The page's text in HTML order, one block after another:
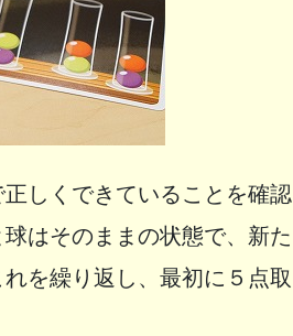
しくできていることを確認
はそのままの状態で、新た
を繰り返し、最初に５点取